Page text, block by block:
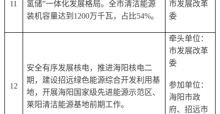
11
氢储”一体化发展格局。全市清洁能源
装机容量达到1200万千瓦，占比54%。
市发展改革
委
12
安全有序发展核电，推进海阳核电二
期，建设招远绿色能源综合开发利用基
地，开展海阳国家级先进能源示范区、
莱阳清洁能源基地前期工作。
牵头单位：
市发展改革
委
参加单位：
海阳市政
府、招远市